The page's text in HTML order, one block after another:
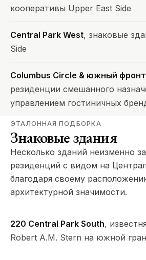
кооперативы Upper East Side
Central Park West, знаковые
Side
Columbus Circle & южный
резиденции смешанного
управлением гостиничных
ЭТАЛОННАЯ ПОДБОРКА
Знаковые здания
Несколько зданий неизменно
резиденций с видом на
благодаря своему
архитектурной значимости.
220 Central Park South,
Robert A.M. Stern на южной